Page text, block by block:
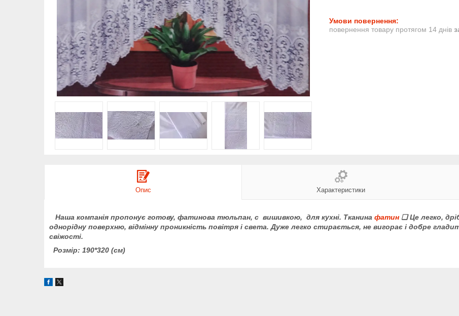
повернення товару протягом 14 днів
Опис Характеристики
Наша компанія пропонує готову, фатинова тюльпан, с вишивкою, для кухні. Тканина фатин ❑ Це легко,
однорідну поверхню, відмінну проникність повітря і света. Дуже легко стирається, не вигорає і добре
свіжості.
Розмір: 190*320 (см)